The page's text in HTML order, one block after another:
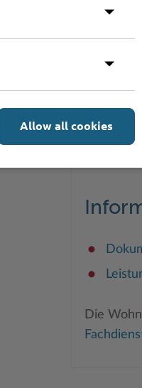
Tel: 0 45
Fritz
Gebäude A
Tel: 0 45
Die
Allow all cookies